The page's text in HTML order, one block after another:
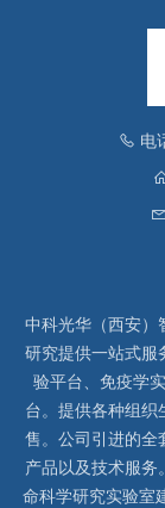
电
中科光华（西安）
研究提供一站式服
验平台、免疫学
台。提供各种组
售。公司引进的全
产品以及技术服务
命科学研究实验室